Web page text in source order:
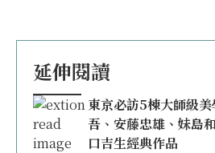
延伸閱讀
東京必訪5棟大師級
吾、安藤忠雄、妹島
口吉生經典作品